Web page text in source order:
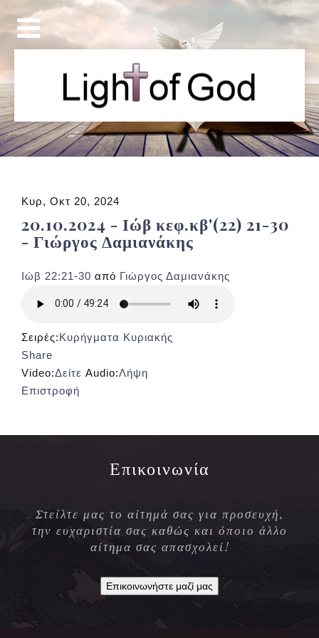
Κυρ, Οκτ 20, 2024
20.10.2024 - Ιώβ κεφ.κβ'(22) 21-30
- Γιώργος Δαμιανάκης
Ιώβ 22:21-30 από Γιώργος Δαμιανάκης
Σειρές:Κυρήγματα Κυριακής
Share
Video:Δείτε Audio:Λήψη
Επιστροφή
Επικοινωνία
Στείλτε μας το αίτημά σας για προσευχή,
την ευχαριστία σας καθώς και όποιο άλλο
αίτημα σας απασχολεί!
Επικοινωνήστε μαζί μας